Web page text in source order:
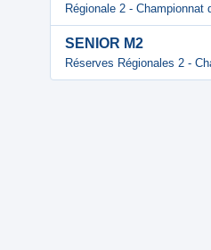
Régionale 2 -
SENIOR M2
Réserves Régionales 2 -